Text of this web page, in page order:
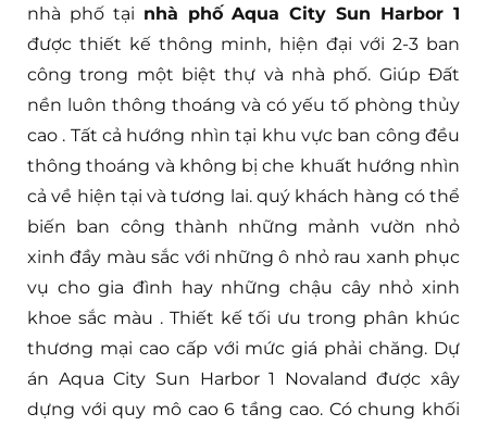
nhà phố tại nhà phố Aqua City Sun Harbor 1
được thiết kế thông minh, hiện đại với 2-3 ban
công trong một biệt thự và nhà phố. Giúp Đất
nền luôn thông thoáng và có yếu tố phòng thủy
cao . Tất cả hướng nhìn tại khu vực ban công đều
thông thoáng và không bị che khuất hướng nhìn
cả về hiện tại và tương lai. quý khách hàng có thể
biến ban công thành những mảnh vườn nhỏ
xinh đầy màu sắc với những ô nhỏ rau xanh phục
vụ cho gia đình hay những chậu cây nhỏ xinh
khoe sắc màu . Thiết kế tối ưu trong phân khúc
thương mại cao cấp với mức giá phải chăng. Dự
án Aqua City Sun Harbor 1 Novaland được xây
dựng với quy mô cao 6 tầng cao. Có chung khối